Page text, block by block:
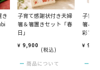
き
子育て感謝状付き夫婦
箸＆箸置きセット「春
日」
¥ 9,900
税込
商品について
子育
箸＆
彩フ
¥